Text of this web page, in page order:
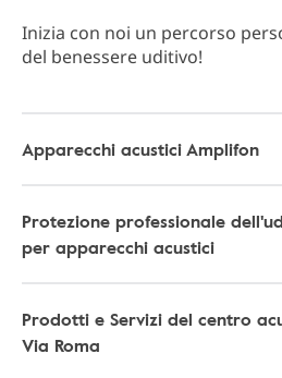
Inizia con noi un percorso
del benessere uditivo!
Apparecchi acustici Amplifon
Protezione professionale
per apparecchi acustici
Prodotti e Servizi del centro
Via Roma